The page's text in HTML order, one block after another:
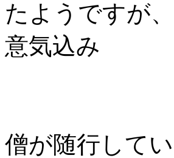
たようですが
意気込み
僧が随行して